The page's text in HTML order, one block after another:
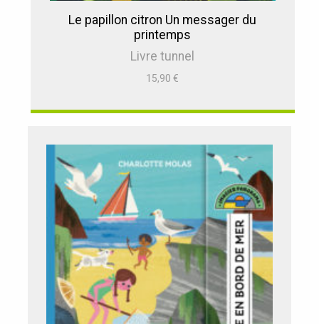
Le papillon citron Un messager du
printemps
Livre tunnel
15,90€